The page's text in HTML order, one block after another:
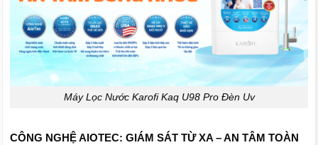
Máy Lọc Nước Karofi Kaq U98 Pro Đèn Uv
CÔNG NGHỆ AIOTEC: GIÁM SÁT TỪ XA – AN TÂM TOÀN